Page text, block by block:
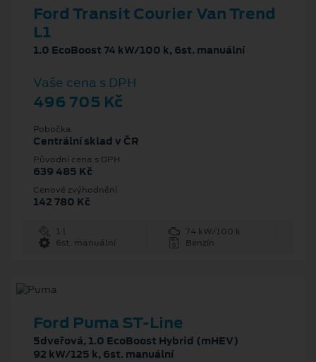
Ford Transit Courier Van Trend
L1
1.0 EcoBoost 74 kW/100 k, 6st. manuální
Vaše cena s DPH
496 705 Kč
Pobočka
Centrální sklad v ČR
Původní cena s DPH
639 485 Kč
Cenové zvýhodnění
142 780 Kč
1 l
74 kW/100 k
6st. manuální
Benzín
Ford Puma ST-Line
5dveřová, 1.0 EcoBoost Hybrid (mHEV)
92 kW/125 k, 6st. manuální